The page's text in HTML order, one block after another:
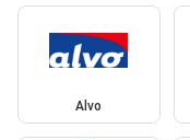
Alvo